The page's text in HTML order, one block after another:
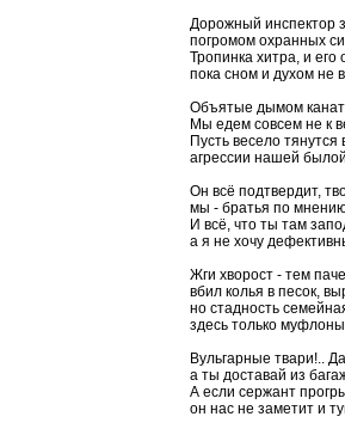
Дорожный инспектор
погромом охранных
Тропинка хитра, и его
пока сном и духом не
Объятые дымом
Мы едем совсем не к
Пусть весело
агрессии нашей
Он всё подтвердит,
мы - братья по
И всё, что ты там
а я не хочу
Жги хворост - тем
вбил колья в песок,
но стадность
здесь только
Вульгарные твари!..
а ты доставай из
А если сержант
он нас не заметит и